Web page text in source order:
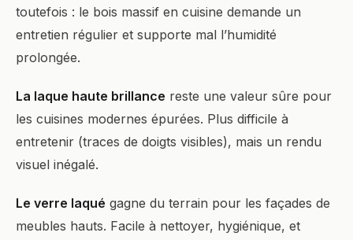
toutefois : le bois massif en cuisine demande un
entretien régulier et supporte mal l’humidité
prolongée.
La laque haute brillance reste une valeur sûre pour
les cuisines modernes épurées. Plus difficile à
entretenir (traces de doigts visibles), mais un rendu
visuel inégalé.
Le verre laqué gagne du terrain pour les façades de
meubles hauts. Facile à nettoyer, hygiénique, et